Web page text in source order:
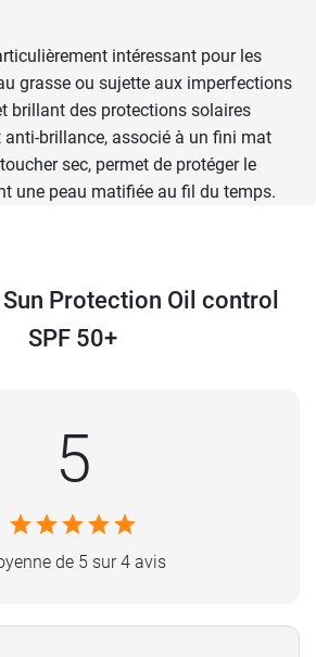
non collante
base de maquillage
:Flacon-pompe de 50 ml
intéressant pour les
grasse ou sujette aux imperfections
brillant des protections solaires
brillance, associé à un fini mat
sec, permet de protéger le
une peau matifiée au fil du temps.
Protection Oil control
SPF 50+
5
de 5 sur 4 avis